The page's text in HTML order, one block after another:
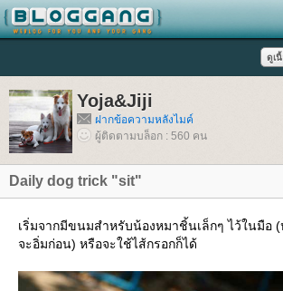
Yoja&Jiji
ฝากข้อความหลังไมค์
ผู้ติดตามบล็อก : 560 คน
Daily dog trick "sit"
เริ่มจากมีขนมสำหรับน้องหมาชิ้นเล็กๆ ไว้ในมือ
จะอิ่มก่อน) หรือจะใช้ไส้กรอกก็ได้